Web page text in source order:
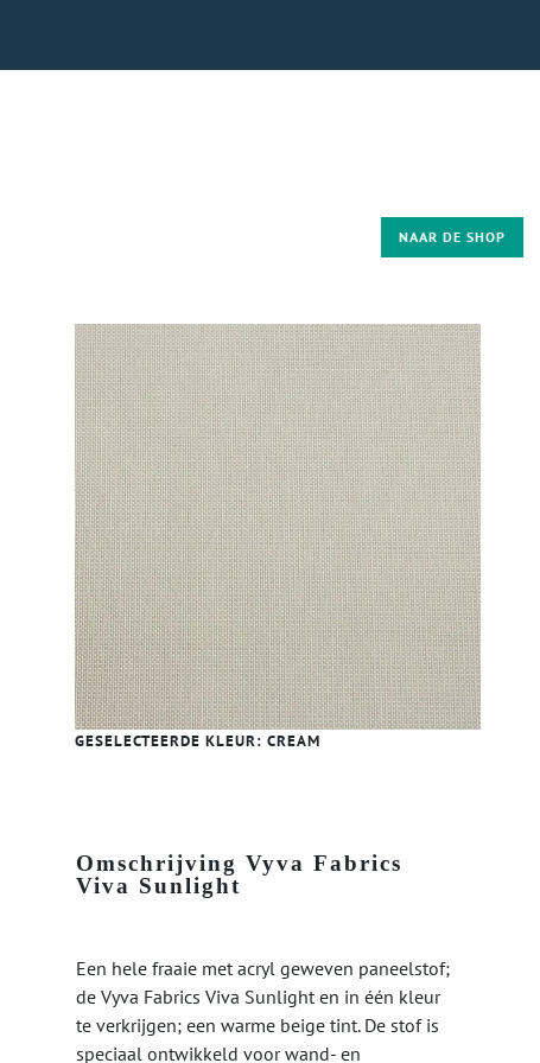
NAAR DE SHOP
GESELECTEERDE KLEUR: CREAM
Omschrijving Vyva Fabrics
Viva Sunlight
Een hele fraaie met acryl geweven paneelstof;
de Vyva Fabrics Viva Sunlight en in één kleur
te verkrijgen; een warme beige tint. De stof is
speciaal ontwikkeld voor wand- en